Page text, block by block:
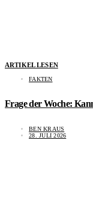
ARTIKEL LESEN
FAKTEN
Frage der Woche:
BEN KRAUS
28. JULI 2026